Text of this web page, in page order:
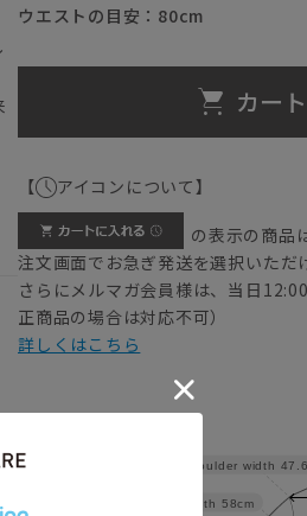
ウエストの目安： 80cm
カー
【 アイコンについて】
の表示の商品
注文画面でお急ぎ発送を選択いただ
さらにメルマガ会員様は、当日
正商品の場合は対応不可）
詳しくはこちら
Width 58cm
Shoulder width